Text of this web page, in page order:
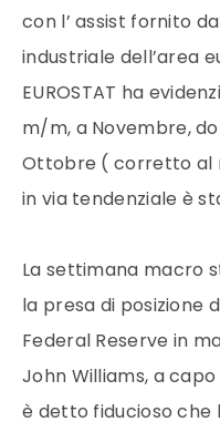
con l’ assist fornito
industriale dell’area
EUROSTAT ha
m/m, a Novembre,
Ottobre ( corretto al
in via tendenziale è
La settimana macro
la presa di posizione
Federal Reserve in
John Williams, a capo
è detto fiducioso che